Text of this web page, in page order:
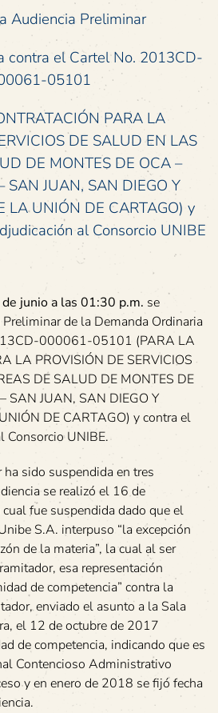
Audiencia Preliminar
contra el Cartel No. 2013CD-
05101
PARA LA
DE SALUD EN LAS
DE MONTES DE OCA –
SAN JUAN, SAN DIEGO Y
LA UNIÓN DE CARTAGO) y
al Consorcio UNIBE
junioa las 01:30 p.m. se
de la Demanda Ordinaria
000061-05101 (PARA LA
LA PROVISIÓN DE SERVICIOS
DE SALUD DE MONTES DE
SAN JUAN, SAN DIEGO Y
DE CARTAGO) y contra el
Consorcio UNIBE.
sido suspendida en tres
se realizó el 16 de
fue suspendida dado que el
S.A. interpuso “la excepción
de la materia”, la cual al ser
esa representación
de competencia” contra la
enviado el asunto a la Sala
el 12 de octubre de 2017
de competencia, indicando que es
Contencioso Administrativo
y en enero de 2018 se fijó fecha